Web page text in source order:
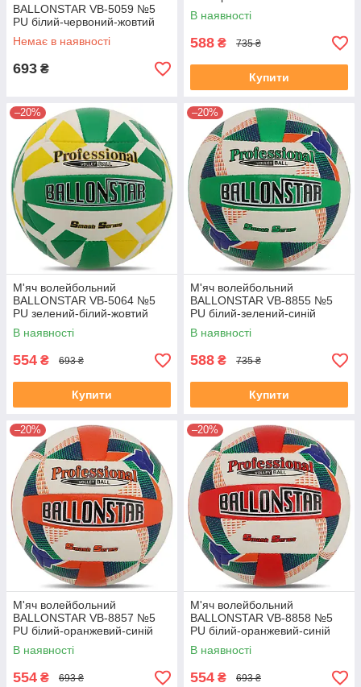
BALLONSTAR VB-5059 №5
PU білий-червоний-жовтий
Немає в наявності
693 ₴
В наявності
588 ₴ 735 ₴
Купити
–20%
М'яч волейбольний
BALLONSTAR VB-5064 №5
PU зелений-білий-жовтий
В наявності
554 ₴ 693 ₴
Купити
–20%
М'яч волейбольний
BALLONSTAR VB-8855 №5
PU білий-зелений-синій
В наявності
588 ₴ 735 ₴
Купити
–20%
М'яч волейбольний
BALLONSTAR VB-8857 №5
PU білий-оранжевий-синій
В наявності
554 ₴ 693 ₴
–20%
М'яч волейбольний
BALLONSTAR VB-8858 №5
PU білий-оранжевий-синій
В наявності
554 ₴ 693 ₴